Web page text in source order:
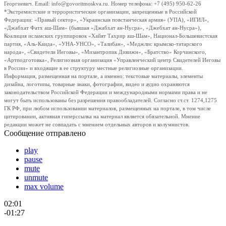
Георгиевич. Email: info@govoritmoskva.ru. Номер телефона: +7 (495) 950-62-26
*Экстремистские и террористические организации, запрещенные в Российской
Федерации: «Правый сектор», «Украинская повстанческая армия» (УПА), «ИГИЛ»,
«Джабхат Фатх аш-Шам» (бывшая «Джабхат ан-Нусра», «Джебхат ан-Нусра»),
Коалиция исламских группировок «Хайят Тахрир аш-Шам», Национал-Большевистская
партия, «Аль-Каида», «УНА-УНСО», «Талибан», «Меджлис крымско-татарского
народа», «Свидетели Иеговы», «Мизантропик Дивижн», «Братство» Корчинского,
«Артподготовка», Религиозная организация «Управленческий центр Свидетелей Иеговы
в России» и входящие в ее структуру местные религиозные организации.
Информация, размещенная на портале, а именно: текстовые материалы, элементы
дизайна, логотипы, товарные знаки, фотографии, видео и аудио охраняются
законодательством Российской Федерации и международными нормами права и не
могут быть использованы без разрешения правообладателей. Согласно ст.ст. 1274,1275
ГК РФ, при любом использовании материалов, размещенных на портале, в том числе
цитировании, активная гиперссылка на материал является обязательной. Мнение
редакции может не совпадать с мнением отдельных авторов и колумнистов.
Сообщение отправлено
play
pause
mute
unmute
max volume
02:01
-01:27